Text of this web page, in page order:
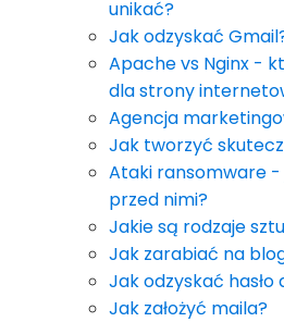
unikać?
Jak odzyskać
Apache vs Nginx -
dla strony
Agencja
Jak tworzyć
Ataki ransomware
przed nimi?
Jakie są rodzaje
Jak zarabiać na
Jak odzyskać
Jak założyć maila?